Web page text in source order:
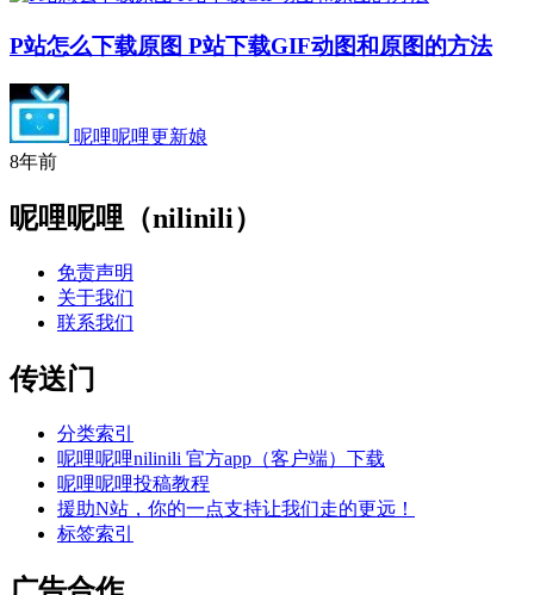
P站怎么下载原图 P站下载GIF动图和原图的方法
呢哩呢哩更新娘
8年前
呢哩呢哩（nilinili）
免责声明
关于我们
联系我们
传送门
分类索引
呢哩呢哩nilinili 官方app（客户端）下载
呢哩呢哩投稿教程
援助N站，你的一点支持让我们走的更远！
标签索引